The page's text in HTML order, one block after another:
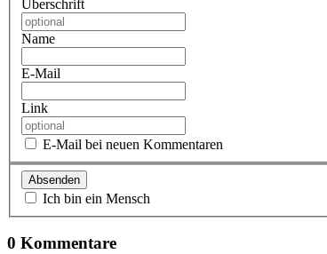
Überschrift
Name
E-Mail
Link
E-Mail bei neuen Kommentaren
Ich bin ein Mensch
0 Kommentare